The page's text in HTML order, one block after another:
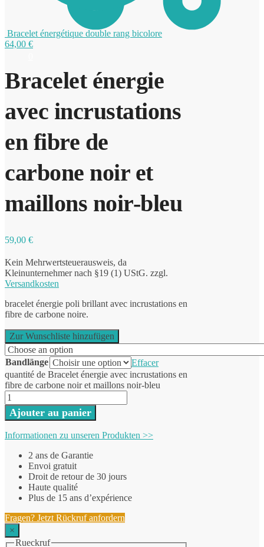
Bracelet énergétique double rang bicolore
64,00 €
Bracelet énergie
avec incrustations
en fibre de
carbone noir et
maillons noir-bleu
59,00 €
Kein Mehrwertsteuerausweis, da
Kleinunternehmer nach §19 (1) UStG. zzgl.
Versandkosten
bracelet énergie poli brillant avec incrustations en
fibre de carbone noire.
Zur Wunschliste hinzufügen
Bandlänge
Effacer
quantité de Bracelet énergie avec incrustations en
fibre de carbone noir et maillons noir-bleu
Ajouter au panier
Informationen zu unseren Produkten >>
2 ans de Garantie
Envoi gratuit
Droit de retour de 30 jours
Haute qualité
Plus de 15 ans d’expérience
Fragen? Jetzt Rückruf anfordern
×
Rueckruf